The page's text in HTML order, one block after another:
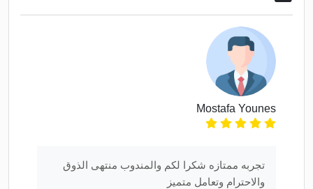
Mostafa Younes
تجربه ممتازه شكرا لكم والمندوب منتهى الذوق
والاحترام وتعامل متميز